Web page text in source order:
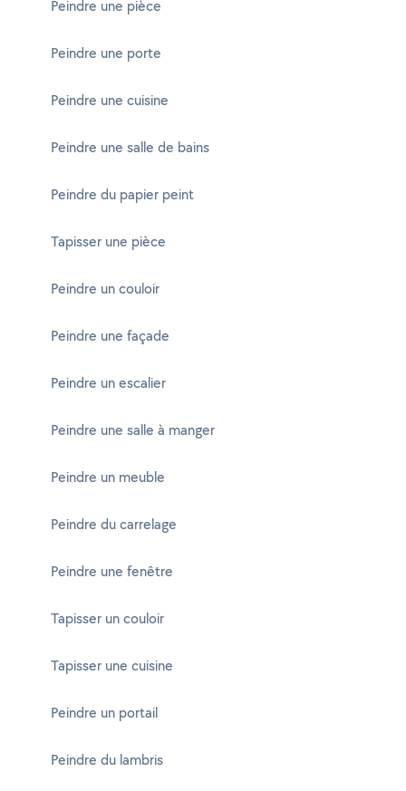
Peindre une pièce
Peindre une porte
Peindre une cuisine
Peindre une salle de bains
Peindre du papier peint
Tapisser une pièce
Peindre un couloir
Peindre une façade
Peindre un escalier
Peindre une salle à manger
Peindre un meuble
Peindre du carrelage
Peindre une fenêtre
Tapisser un couloir
Tapisser une cuisine
Peindre un portail
Peindre du lambris